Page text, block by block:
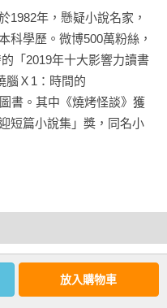
上游了兩千米，又因為半
飛機半路失聯了，肯定是
悉的妹子——小希，純粹
的海島，跟卡瓦格博雪山
雖然說你高山，我深海，
雪山頂消失的小希，會
1982年，懸疑小說名家，
科學歷。微博500萬粉絲，
「2019年十大影響力讀書
腦Ｘ1：時間的
書。其中《燒烤怪談》獲
短篇小說集」獎，同名小
放入購物車